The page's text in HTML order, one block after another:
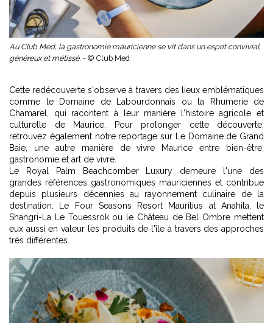
Au Club Med, la gastronomie mauricienne se vit dans un esprit convivial,
généreux et métissé. - © Club Med
Cette redécouverte s'observe à travers des lieux emblématiques
comme le Domaine de Labourdonnais ou la Rhumerie de
Chamarel, qui racontent à leur manière l'histoire agricole et
culturelle de Maurice. Pour prolonger cette découverte,
retrouvez également notre reportage sur
Le Domaine de Grand
Baie , une autre manière de vivre Maurice entre bien-être,
gastronomie et art de vivre.
Le Royal Palm Beachcomber Luxury demeure l'une des
grandes références gastronomiques mauriciennes et contribue
depuis plusieurs décennies au rayonnement culinaire de la
destination. Le Four Seasons Resort Mauritius at Anahita, le
Shangri-La Le Touessrok ou le Château de Bel Ombre mettent
eux aussi en valeur les produits de l'île à travers des approches
très différentes.